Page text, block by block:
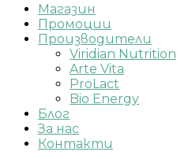
Магазин
Промоции
Производители
Viridian Nutrition
Arte Vita
ProLact
Bio Energy
Блог
За нас
Контакти